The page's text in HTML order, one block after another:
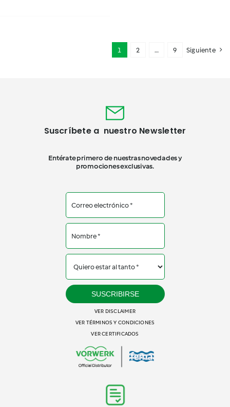
1 2 … 9 Siguiente
Suscríbete a nuestro Newsletter
Entérate primero de nuestras novedades y
promociones exclusivas.
SUSCRIBIRSE
VER DISCLAIMER
VER TÉRMINOS Y CONDICIONES
VER CERTIFICADOS